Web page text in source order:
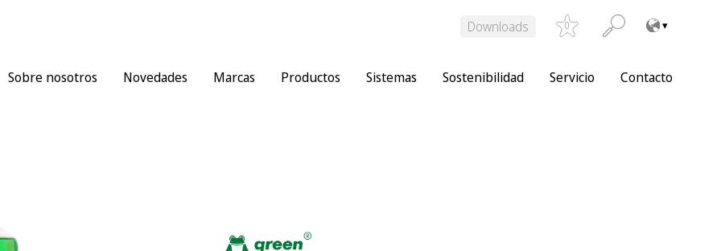
Downloads 0
Sobre nosotros Novedades Marcas Productos Sistemas Sostenibilidad Servicio Contacto